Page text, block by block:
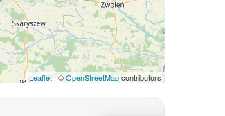
Leaflet | ©OpenStreetMapcontributors